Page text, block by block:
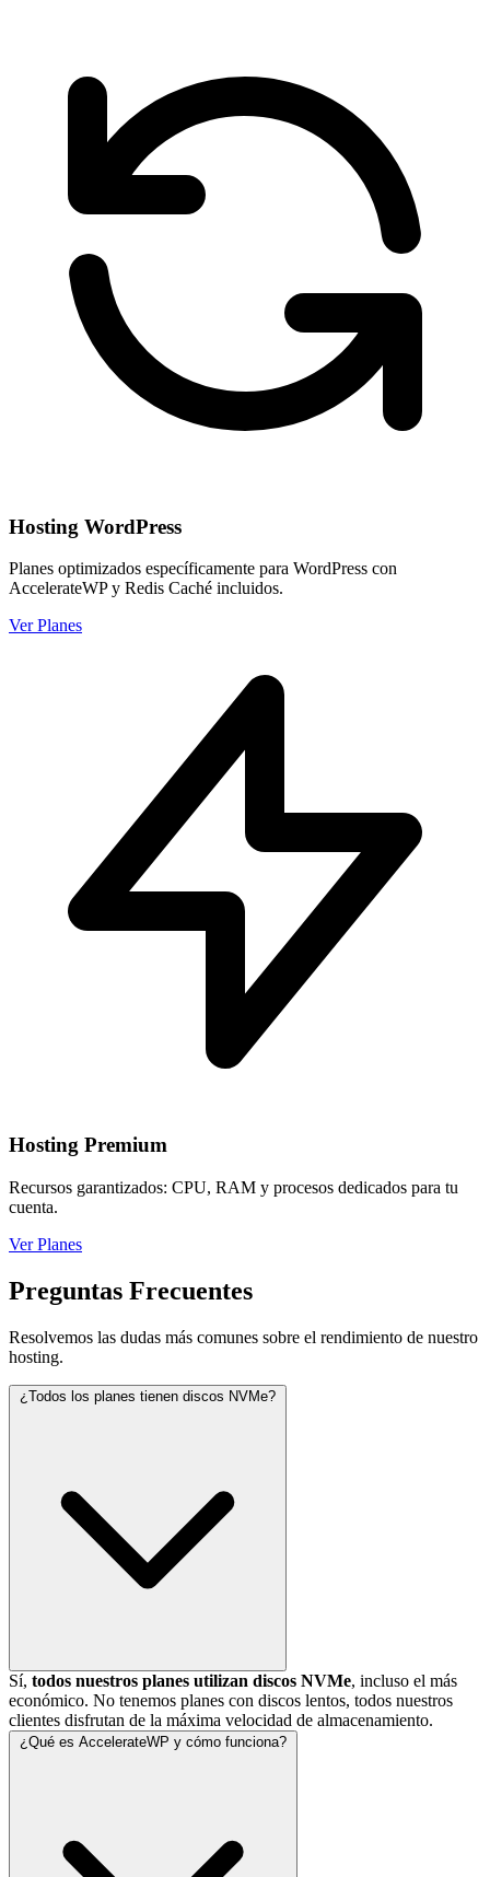
Hosting WordPress
Planes optimizados específicamente para WordPress con
AccelerateWP y Redis Caché incluidos.
Ver Planes
Hosting Premium
Recursos garantizados: CPU, RAM y procesos dedicados para tu
cuenta.
Ver Planes
Preguntas Frecuentes
Resolvemos las dudas más comunes sobre el rendimiento de nuestro
hosting.
¿Todos los planes tienen discos NVMe?
Sí, todos nuestros planes utilizan discos NVMe, incluso el más
económico. No tenemos planes con discos lentos, todos nuestros
clientes disfrutan de la máxima velocidad de almacenamiento.
¿Qué es AccelerateWP y cómo funciona?